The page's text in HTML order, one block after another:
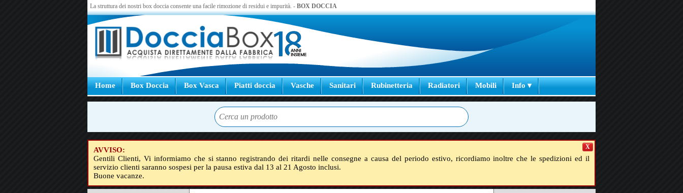
La struttura dei nostri box doccia consente una facile rimozione di residui e impurità. - BOX DOCCIA
Home Box Doccia Box Vasca Piatti doccia Vasche Sanitari Rubinetteria Radiatori Mobili Info ▾
AVVISO:
Gentili Clienti, Vi informiamo che si stanno registrando dei ritardi nelle consegne a causa del periodo estivo, ricordiamo inoltre che le spedizioni ed il
servizio clienti saranno sospesi per la pausa estiva dal 13 al 21 Agosto inclusi.
Buone vacanze.
X